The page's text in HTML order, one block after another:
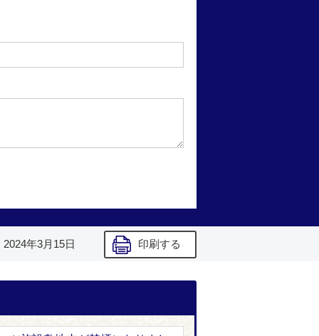
2024年3月15日 印刷する